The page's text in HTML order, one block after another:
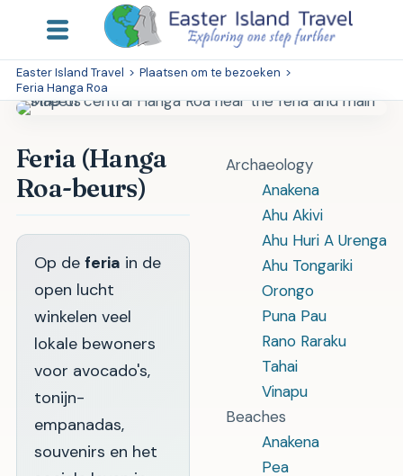
Easter Island Travel > Plaatsen om te bezoeken >
Feria Hanga Roa
Archaeology
Anakena
Ahu Akivi
Ahu Huri A Urenga
Ahu Tongariki
Orongo
Puna Pau
Rano Raraku
Tahai
Vinapu
Beaches
Anakena
Pea
Feria (Hanga
Roa-beurs)
Op deferia in de
open lucht
winkelen veel
lokale bewoners
voor avocado's,
tonijn-
empanadas,
souvenirs en het